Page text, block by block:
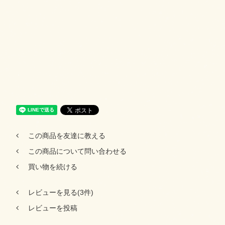
この商品を友達に教える
この商品について問い合わせる
買い物を続ける
レビューを見る(3件)
レビューを投稿